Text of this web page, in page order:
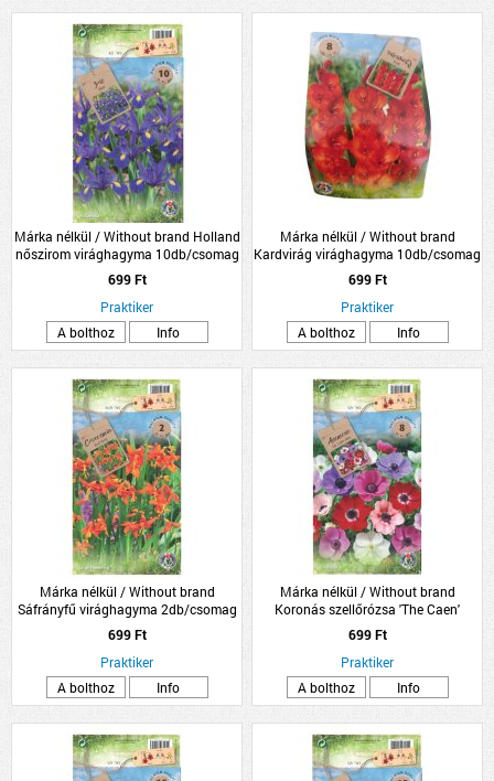
Márka nélkül / Without brand Holland
nőszirom virághagyma 10db/csomag
kék
699 Ft
Praktiker
A bolthoz
Info
Márka nélkül / Without brand
Kardvirág virághagyma 10db/csomag
piros
699 Ft
Praktiker
A bolthoz
Info
Márka nélkül / Without brand
Sáfrányfű virághagyma 2db/csomag
699 Ft
Praktiker
A bolthoz
Info
Márka nélkül / Without brand
Koronás szellőrózsa 'The Caen'
virághagyma színkeverék
8db/csomag
699 Ft
Praktiker
A bolthoz
Info